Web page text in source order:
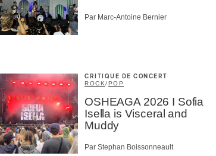
Par Marc-Antoine Bernier
CRITIQUE DE CONCERT
ROCK/POP
OSHEAGA 2026 I Sofia
Isella is Visceral and
Muddy
Par Stephan Boissonneault